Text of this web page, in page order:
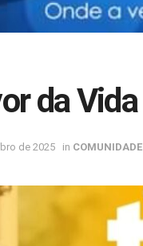
da Vida
de 2025 in COMUNIDADE